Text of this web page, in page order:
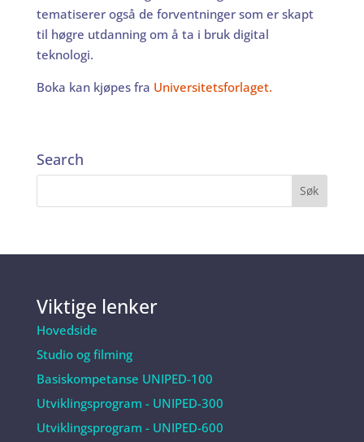
tematiserer også de forventninger som er skapt
til høgre utdanning om å ta i bruk digital
teknologi.
Boka kan kjøpes fra Universitetsforlaget.
Search
Viktige lenker
Hovedside
Studio og filming
Basiskompetanse UNIPED-100
Utviklingsprogram - UNIPED-300
Utviklingsprogram - UNIPED-600